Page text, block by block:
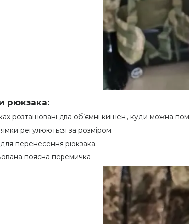
рюкзака:
розташовані два об’ємні кишені, куди можна
регулюються за розміром.
перенесення рюкзака.
поясна перемичка